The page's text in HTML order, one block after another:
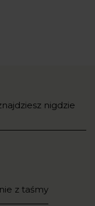
nigdzie
z taśmy